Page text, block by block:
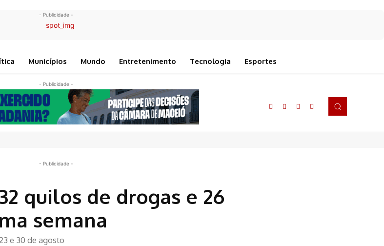
- Publicidade -
Municípios Mundo Entretenimento Tecnologia Esportes
- Publicidade -
- Publicidade -
quilos de drogas e 26
semana
e 30 de agosto